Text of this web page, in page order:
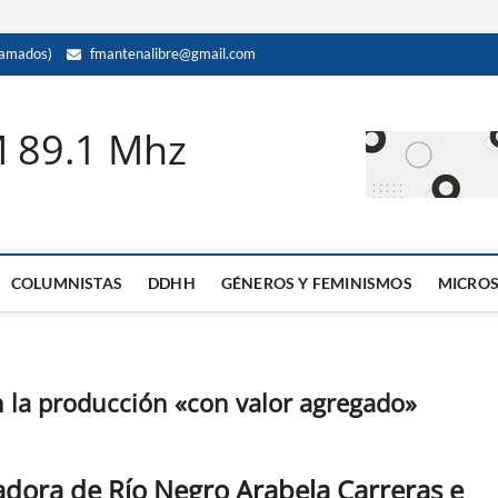
fmantenalibre@gmail.com
89.1 Mhz
COLUMNISTAS DDHH GÉNEROS Y FEMINISMOS
producción «con valor agregado»
de Río Negro Arabela Carreras e